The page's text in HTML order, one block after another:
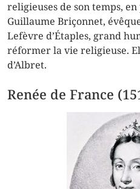
religieuses de son temps,
Guillaume Briçonnet,
Lefèvre d’Étaples, grand
réformer la vie religieuse.
d’Albret.
Renée de France